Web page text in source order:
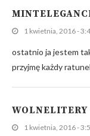
1 kwietnia, 2016 -
ostatnio ja jestem
przyjmę każdy
WOLNELITERY
1 kwietnia, 2016 -